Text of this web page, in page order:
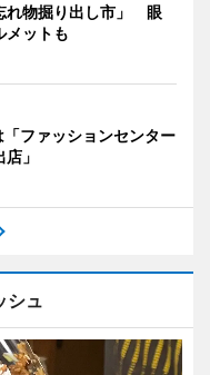
れ物掘り出し市」 眼
メットも
ファッションセンター
」
シュ